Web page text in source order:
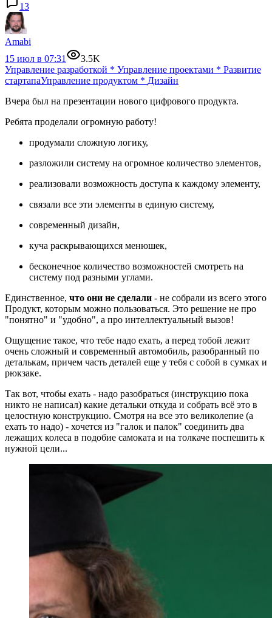
13
Amabi
15 июл в 07:31
3.5K
Управление разработкой * Управление проектами * Развитие
стартапаУправление продуктом * Дизайн
Вчера был на презентации нового цифрового продукта.
Ребята проделали огромную работу!
продумали сложную логику,
разложили систему на огромное количество элементов,
реализовали возможность доступа к каждому элементу,
связали все эти элементы в единую систему,
современный дизайн,
куча раскрывающихся менюшек,
бесконечное количество возможностей смотреть на
систему под разными углами.
Единственное, что они не сделали - не собрали из всего этого
Продукт, которым можно пользоваться. Это решение не про
"понятно" и "удобно", а про интеллектуальный вызов!
Ощущение такое, что тебе надо ехать, а перед тобой лежит
очень сложный и современный автомобиль, разобранный по
деталькам, причем часть деталей еще у тебя с собой в сумках и
рюкзаке.
Так вот, чтобы ехать - надо разобраться (инструкцию пока
никто не написал) какие детальки откуда и собрать всё это в
целостную конструкцию. Смотря на все это великолепие (а
ехать то надо) - хочется из "галок и палок" соединить два
лежащих колеса в подобие самоката и на толкаче поспешить к
нужной цели...